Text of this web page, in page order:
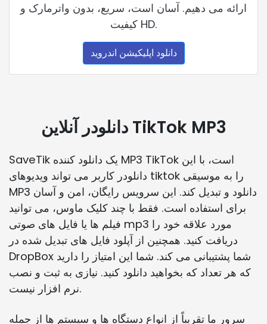
ارائه می دهیم. آسان است، سریع، بدون واترمارک و
کیفیت HD.
دانلود اپلیکیشن اندروید
دانلودر آنلاین TikTok MP3
SaveTik یک دانلود کننده MP3 TikTok است، با این
دانلودر کاربر می تواند ویدیوهای tiktok را به موسیقی
MP3 دانلود و تبدیل کند. این سرویس رایگان، امن و آسان
برای استفاده است. فقط با چند کلیک ماوس، می توانید
فیلم ها یا فایل های صوتی mp3 مورد علاقه خود را
دریافت کنید. همچنین از آپلود فایل های تبدیل شده در
DropBox شما پشتیبانی می کند. شما این امتیاز را دارید
که هر تعداد که بخواهید دانلود کنید. نیازی به ثبت و نصب
نرم افزار نیست.
سرور ما تقریباً از انواع دستگاه ها و سیستم ها از جمله